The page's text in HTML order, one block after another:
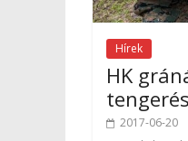
Hírek
HK
2017-06-20